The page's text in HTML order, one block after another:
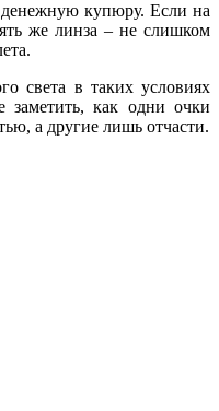
купюру. Если на
же линза – не слишком
света в таких условиях
как одни очки
а другие лишь отчасти.